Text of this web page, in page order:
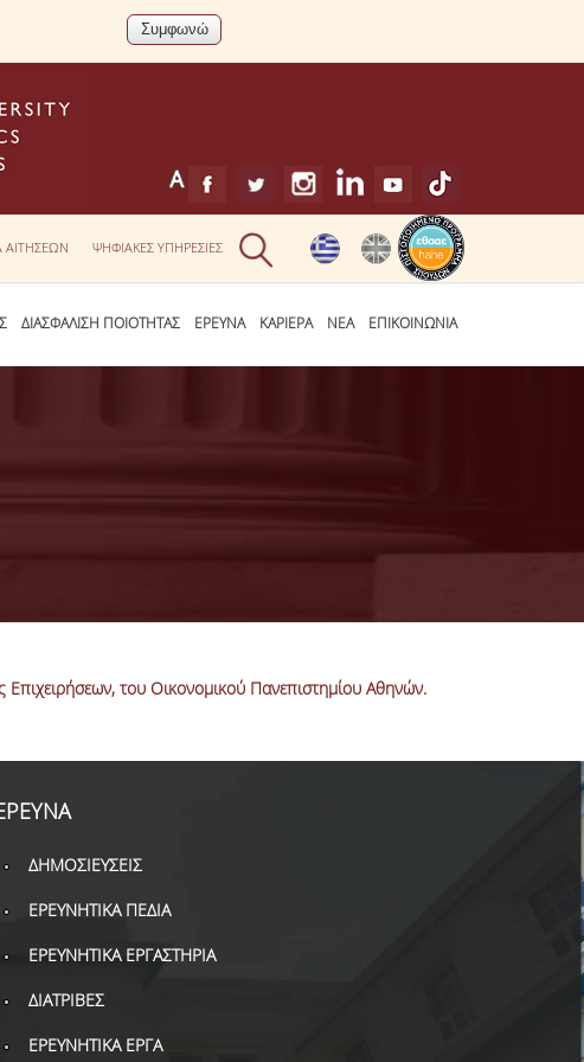
ΑΙΤΗΣΕΩΝ ΨΗΦΙΑΚΕΣ ΥΠΗΡΕΣΙΕΣ
ΔΙΑΣΦΑΛΙΣΗ ΠΟΙΟΤΗΤΑΣ ΕΡΕΥΝΑ ΚΑΡΙΕΡΑ ΝΕΑ ΕΠΙΚΟΙΝΩΝΙΑ
του Οικονομικού Πανεπιστημίου Αθηνών.
ΔΗΜΟΣΙΕΥΣΕΙΣ
ΕΡΕΥΝΗΤΙΚΑ ΠΕΔΙΑ
ΕΡΕΥΝΗΤΙΚΑ ΕΡΓΑΣΤΗΡΙΑ
ΔΙΑΤΡΙΒΕΣ
ΕΡΕΥΝΗΤΙΚΑ ΕΡΓΑ